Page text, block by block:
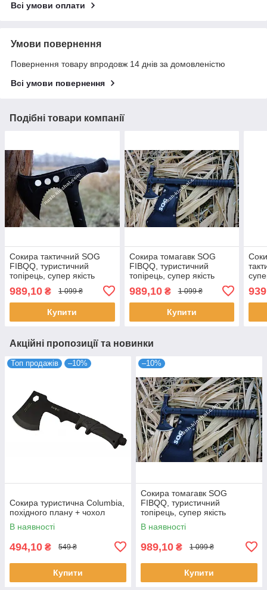
Всі умови оплати
Умови повернення
Повернення товару впродовж 14 днів за домовленістю
Всі умови повернення
Подібні товари компанії
Сокира тактичний SOG
FIBQQ, туристичний
топірець, супер якість
989,10 ₴ 1 099 ₴
Купити
Сокира томагавк SOG
FIBQQ, туристичний
топірець, супер якість
989,10₴ 1 099 ₴
Купити
Акційні пропозиції та новинки
Топ продажів –10%
Сокира туристична Columbia,
похідного плану + чохол
В наявності
494,10 ₴ 549 ₴
Купити
–10%
Сокира томагавк SOG
FIBQQ, туристичний
топірець, супер якість
В наявності
989,10 ₴ 1 099 ₴
Купити